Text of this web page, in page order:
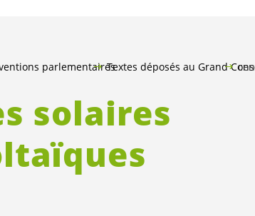
parlementairesTextes déposés au Grand
solaires